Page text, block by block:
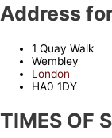
Address
1 Quay Walk
Wembley
London
HA0 1DY
TIMES OF